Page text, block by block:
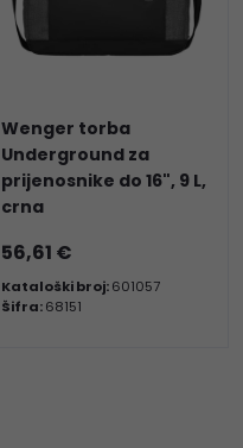
Wenger torba
Underground za
prijenosnike do 16", 9 L,
crna
56,61 €
Kataloški broj:601057
Šifra:68151